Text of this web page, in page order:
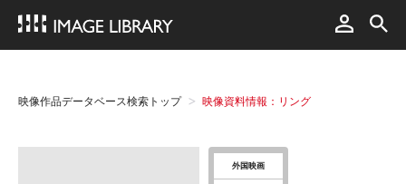
映像作品データベース検索トップ 映像資料情報：リング
外国映画